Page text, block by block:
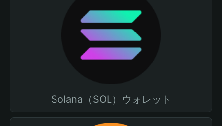
Solana（SOL）ウォレット